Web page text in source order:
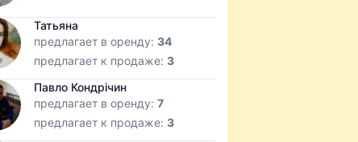
Татьяна
предлагает в оренду: 34
предлагает к продаже: 3
Павло Кондрічин
предлагает в оренду:7
предлагает к продаже: 3